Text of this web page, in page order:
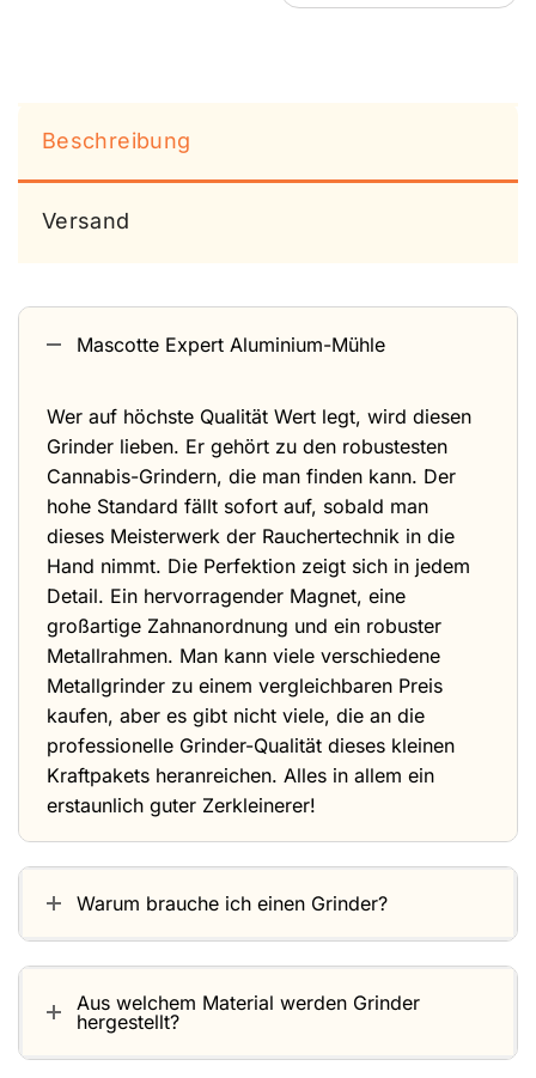
Beschreibung
Versand
Mascotte Expert Aluminium-Mühle
Wer auf höchste Qualität Wert legt, wird diesen
Grinder lieben. Er gehört zu den robustesten
Cannabis-Grindern, die man finden kann. Der
hohe Standard fällt sofort auf, sobald man
dieses Meisterwerk der Rauchertechnik in die
Hand nimmt. Die Perfektion zeigt sich in jedem
Detail. Ein hervorragender Magnet, eine
großartige Zahnanordnung und ein robuster
Metallrahmen. Man kann viele verschiedene
Metallgrinder zu einem vergleichbaren Preis
kaufen, aber es gibt nicht viele, die an die
professionelle Grinder-Qualität dieses kleinen
Kraftpakets heranreichen. Alles in allem ein
erstaunlich guter Zerkleinerer!
Warum brauche ich einen Grinder?
Aus welchem Material werden Grinder
hergestellt?